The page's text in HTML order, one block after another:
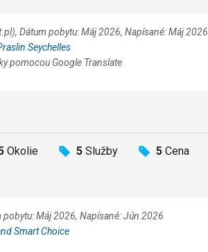
Dátum pobytu: Máj 2026, Napísané: Máj 2026
Seychelles
pomocou Google Translate
Okolie 5 Služby 5 Cena
Máj 2026, Napísané: Jún 2026
Smart Choice